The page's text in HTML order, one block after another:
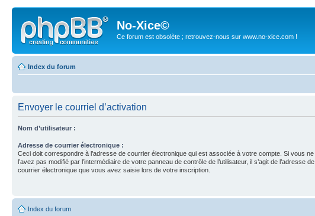
No-Xice©
Ce forum est obsolète ; retrouvez-nous sur www.no-xice.com !
Index du forum
Envoyer le courriel d’activation
Nom d’utilisateur :
Adresse de courrier électronique :
Ceci doit correspondre à l’adresse de courrier électronique qui est associée à votre compte. Si vous ne
l’avez pas modifié par l’intermédiaire de votre panneau de contrôle de l’utilisateur, il s’agit de l’adresse de
courrier électronique que vous avez saisie lors de votre inscription.
Index du forum